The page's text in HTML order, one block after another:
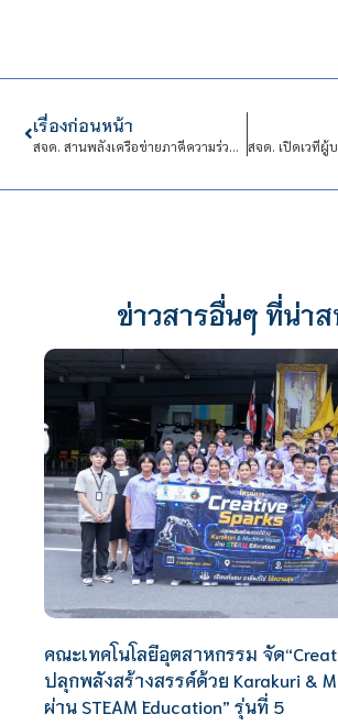
เรื่องก่อนหน้า
สจด. สานพลังเครือข่ายภาคีความร่วมมือ ผ่านกิจกรรมศึกษาดูงานและแลกเปลี่ยนเรียนรู้
ข่าวสารอื่นๆ ที่น่าส
คณะเทคโนโลยีอุตสาหกรรม จัด
ปลุกพลังสร้างสรรค์ด้วย Karakuri &
ผ่าน STEAM Education” รุ่นที่ 5